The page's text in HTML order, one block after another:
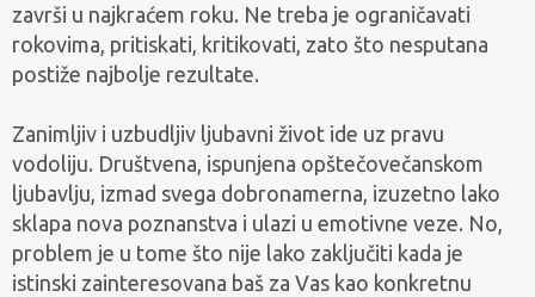
završi u najkraćem roku. Ne treba je ograničavati
rokovima, pritiskati, kritikovati, zato što nesputana
postiže najbolje rezultate.
Zanimljiv i uzbudljiv ljubavni život ide uz pravu
vodoliju. Društvena, ispunjena opštečovečanskom
ljubavlju, izmad svega dobronamerna, izuzetno lako
sklapa nova poznanstva i ulazi u emotivne veze. No,
problem je u tome što nije lako zaključiti kada je
istinski zainteresovana baš za Vas kao konkretnu